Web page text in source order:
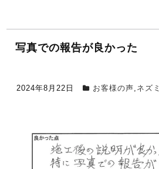
写真での報告が良かった
2024年8月22日 お客様の声, ネズミ